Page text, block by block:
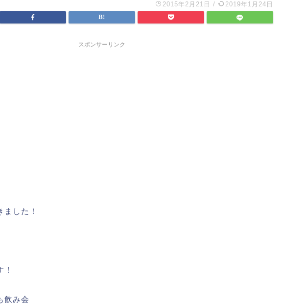
2015年2月21日 / 2019年1月24日
スポンサーリンク
ました！
飲み会